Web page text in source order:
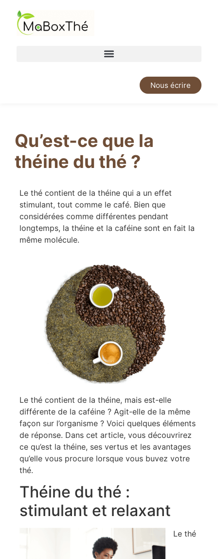
Nous écrire
Qu’est-ce que la
théine du thé ?
Le thé contient de la théine qui a un effet
stimulant, tout comme le café. Bien que
considérées comme différentes pendant
longtemps, la théine et la caféine sont en fait la
même molécule.
Le thé contient de la théine, mais est-elle
différente de la caféine ? Agit-elle de la même
façon sur l’organisme ? Voici quelques éléments
de réponse. Dans cet article, vous découvrirez
ce qu’est la théine, ses vertus et les avantages
qu’elle vous procure lorsque vous buvez votre
thé.
Théine du thé :
stimulant et relaxant
Le thé